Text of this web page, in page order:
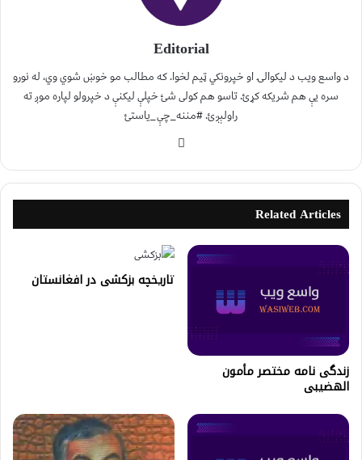
Editorial
د واسع ویب د لیکوالۍ او خپرونکي ټیم لخوا. که مطالب مو خوښ شوي وي، له نورو
سره یې هم شریکه کړئ. تاسو هم کولی شئ خپلې لیکنې د خپرولو لپاره موږ ته
راولېږئ. #مننه_چې_یاستئ
Related Articles
زندگی نامه مختصر مأمون
الهضیبی
تاریخچه بزکشی در افغانستان